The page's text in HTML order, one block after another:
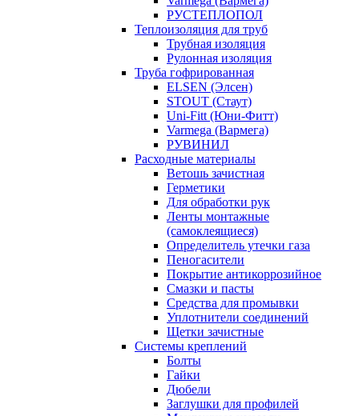
РУСТЕПЛОПОЛ
Теплоизоляция для труб
Трубная изоляция
Рулонная изоляция
Труба гофрированная
ELSEN (Элсен)
STOUT (Стаут)
Uni-Fitt (Юни-Фитт)
Varmega (Вармега)
РУВИНИЛ
Расходные материалы
Ветошь зачистная
Герметики
Для обработки рук
Ленты монтажные
(самоклеящиеся)
Определитель утечки газа
Пеногасители
Покрытие антикоррозийное
Смазки и пасты
Средства для промывки
Уплотнители соединений
Щетки зачистные
Системы креплений
Болты
Гайки
Дюбели
Заглушки для профилей